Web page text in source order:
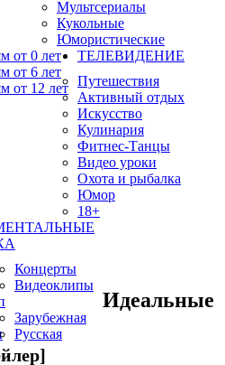
Мультсериалы
Кукольные
Юмористические
от 0 лет
от 6 лет
от 12 лет
ТЕЛЕВИДЕНИЕ
Путешествия
Активный отдых
Искусство
Кулинария
Фитнес-Танцы
Видео уроки
Охота и рыбалка
Юмор
18+
Концерты
Видеоклипы
Зарубежная
Русская
Идеальные